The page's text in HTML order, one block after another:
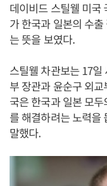
데이비드 스틸웰 미국
가 한국과 일본의 수
는 뜻을 보였다.
스틸웰 차관보는 17일
부 장관과 윤순구 외
국은 한국과 일본 모
를 해결하려는 노력을
말했다.